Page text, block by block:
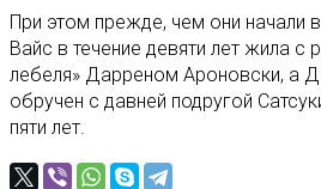
При этом прежде, чем они начали
Вайс в течение девяти лет жила
лебеля» Дарреном Ароновски, а
обручен с давней подругой
пяти лет.